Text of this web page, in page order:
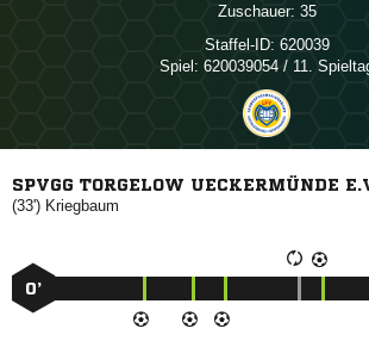
Zuschauer: 35
Staffel-ID: 620039
Spiel: 620039054 / 11.
SPVGG TORGELOW UECKERMÜNDE
(33') 
0’